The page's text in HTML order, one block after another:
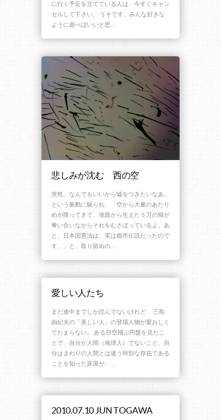
に行く予定を立てている人は、今すぐキャン
セルして下さい。 うそです、みんな好きな
ように遊べばいいと思…
悲しみが沈む 西の空
突然、なんでもいいから嘘をつきたいなあ、
という衝動に駆られ、「空から大量のあたり
めが降ってきて、地面から生えた５万の猫が
奪い合いながらそれをむさぼっているよ。あ
と、日本国憲法は、実は都市伝説だったので
す。」と、取り留めの…
愛しい人たち
まだ途中までしか読んでないけれど、 三島
由紀夫の「美しい人」の登場人物が愛おしく
てたまらない。 ある日空飛ぶ円盤を見たこ
とで、自分が人間（地球人）でないこと、自
分はまわりの人間とは違う特別な存在である
ことを知った床屋が、…
2010.07.10 JUN TOGAWA